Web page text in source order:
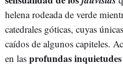
helena rodeada de verde
catedrales góticas, cuyas
caídos de algunos capiteles.
en las profundas